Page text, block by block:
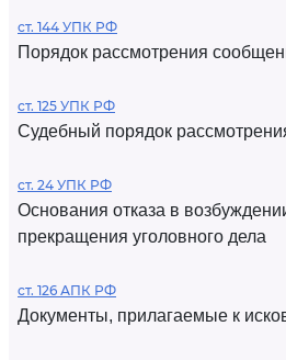
ст. 144 УПК РФ
Порядок рассмотрения
ст. 125 УПК РФ
Судебный порядок
ст. 24 УПК РФ
Основания отказа в
прекращения уголовного дела
ст. 126 АПК РФ
Документы, прилагаемые к